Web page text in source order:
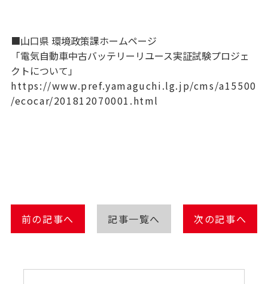
■山口県 環境政策課ホームページ
「電気自動車中古バッテリーリユース実証試験プロジェ
クトについて」
https://www.pref.yamaguchi.lg.jp/cms/a15500
/ecocar/201812070001.html
前の記事へ 記事一覧へ 次の記事へ